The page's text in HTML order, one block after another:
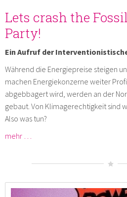
Lets crash the
Party!
Ein Aufruf der
Während die Energiepreise steigen
machen Energiekonzerne weiter
abgebbagert wird, werden an der
gebaut. Von Klimagerechtigkeit sind
Also was tun?
mehr …